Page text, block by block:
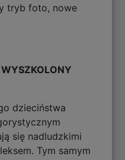
tryb foto, nowe
dzieciństwa
się nadludzkimi
Tym samym